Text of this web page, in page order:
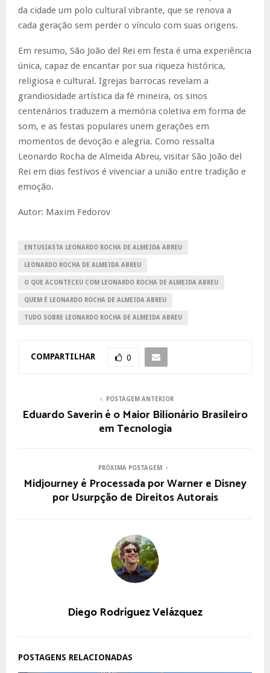
da cidade um polo cultural vibrante, que se renova a
cada geração sem perder o vínculo com suas origens.
Em resumo, São João del Rei em festa é uma experiência
única, capaz de encantar por sua riqueza histórica,
religiosa e cultural. Igrejas barrocas revelam a
grandiosidade artística da fé mineira, os sinos
centenários traduzem a memória coletiva em forma de
som, e as festas populares unem gerações em
momentos de devoção e alegria. Como ressalta
Leonardo Rocha de Almeida Abreu, visitar São João del
Rei em dias festivos é vivenciar a união entre tradição e
emoção.
Autor: Maxim Fedorov
ENTUSIASTA LEONARDO ROCHA DE ALMEIDA ABREU
LEONARDO ROCHA DE ALMEIDA ABREU
O QUE ACONTECEU COM LEONARDO ROCHA DE ALMEIDA ABREU
QUEM É LEONARDO ROCHA DE ALMEIDA ABREU
TUDO SOBRE LEONARDO ROCHA DE ALMEIDA ABREU
COMPARTILHAR 0
POSTAGEM ANTERIOR
Eduardo Saverin é o Maior Bilionário Brasileiro
em Tecnologia
PRÓXIMA POSTAGEM
Midjourney é Processada por Warner e Disney
por Usurpção de Direitos Autorais
Diego Rodríguez Velázquez
POSTAGENS RELACIONADAS